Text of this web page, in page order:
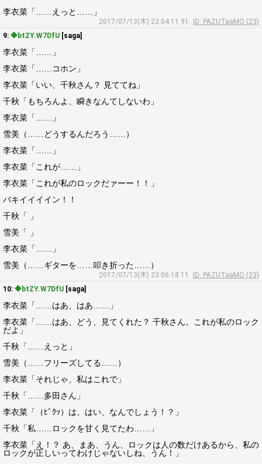
李衣菜「……えっと……」
2017/07/13(木) 23:04:11.91
ID: PAZUTaaMO (23)
9: ◆btZY.W7DfU [saga]
李衣菜「……」
李衣菜「……コホン」
李衣菜「いい、千秋さん？ 見ててね」
千秋「もちろんよ、瞬きなんてしないわ」
李衣菜「……」
雪美（……どうするんだろう……）
李衣菜「……」
李衣菜「これが……」
李衣菜「これが私のロックだァーー！！」
バキイイイイン！！
千秋「 」
雪美「 」
李衣菜「……」
雪美（……ギターを……叩き折った……）
2017/07/13(木) 23:06:18.11
ID: PAZUTaaMO (23)
10: ◆btZY.W7DfU [saga]
李衣菜「……はあ、はあ……」
李衣菜「……はあ、どう、見てくれた？ 千秋さん。これが私のロック
だよ」
千秋「……えっと」
雪美（……フリーズしてる……）
李衣菜「それじゃ、私はこれで」
千秋「……多田さん」
李衣菜「（ﾋﾞｸｯ）は、はい、なんでしょう！？」
千秋「私……ロックを甘く見てたわ……」
李衣菜「え！？ あ、まあ、うん、ロックは人の数だけあるから、私の
ロックが正しいってわけじゃないしね、うん！」